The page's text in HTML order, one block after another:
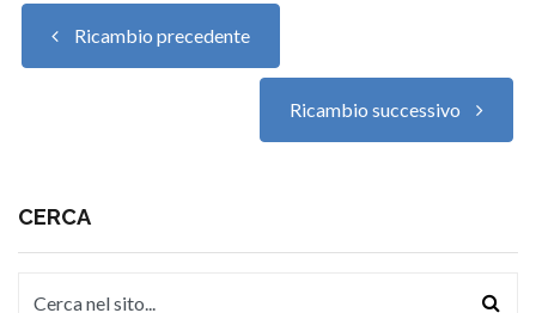
Ricambio precedente
Ricambio successivo
CERCA